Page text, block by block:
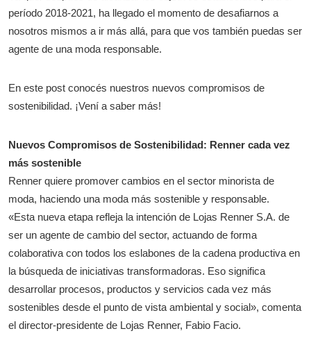
período 2018-2021, ha llegado el momento de desafiarnos a
nosotros mismos a ir más allá, para que vos también puedas ser
agente de una moda responsable.
En este post conocés nuestros nuevos compromisos de
sostenibilidad. ¡Vení a saber más!
Nuevos Compromisos de Sostenibilidad: Renner cada vez
más sostenible
Renner quiere promover cambios en el sector minorista de
moda, haciendo una moda más sostenible y responsable.
«Esta nueva etapa refleja la intención de Lojas Renner S.A. de
ser un agente de cambio del sector, actuando de forma
colaborativa con todos los eslabones de la cadena productiva en
la búsqueda de iniciativas transformadoras. Eso significa
desarrollar procesos, productos y servicios cada vez más
sostenibles desde el punto de vista ambiental y social», comenta
el director-presidente de Lojas Renner, Fabio Facio.